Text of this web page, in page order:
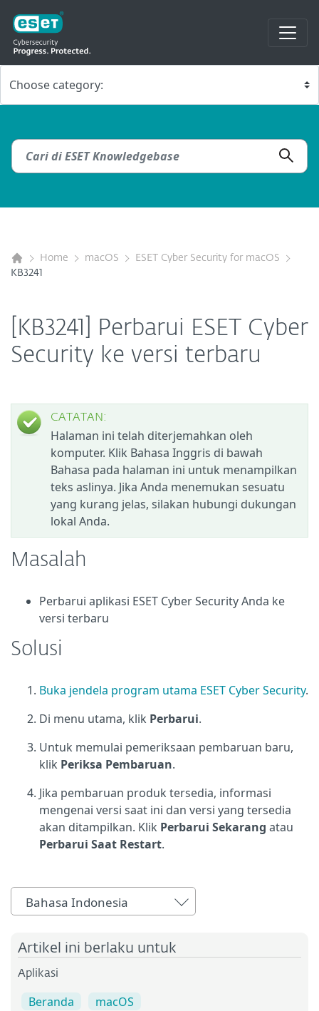
Home macOS
ESET Cyber Security for macOS
KB3241
[KB3241] Perbarui ESET Cyber
Security ke versi terbaru
CATATAN:
Halaman ini telah diterjemahkan oleh
komputer. Klik Bahasa Inggris di bawah
Bahasa pada halaman ini untuk menampilkan
teks aslinya. Jika Anda menemukan sesuatu
yang kurang jelas, silakan hubungi dukungan
lokal Anda.
Masalah
Perbarui aplikasi ESET Cyber Security Anda ke
versi terbaru
Solusi
Buka jendela program utama ESET Cyber Security.
Di menu utama, klik Perbarui.
Untuk memulai pemeriksaan pembaruan baru,
klik Periksa Pembaruan.
Jika pembaruan produk tersedia, informasi
mengenai versi saat ini dan versi yang tersedia
akan ditampilkan. Klik Perbarui Sekarang atau
Perbarui Saat Restart.
Bahasa Indonesia
Artikel ini berlaku untuk
Aplikasi
Beranda
macOS